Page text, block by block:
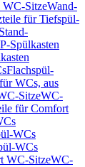
WC-SitzeWand-
für Tiefspül-
Stand-
Spülkasten
Flachspül-
WCs, aus
SitzeWC-
für Comfort
WCs
WCs
WC-SitzeWC-